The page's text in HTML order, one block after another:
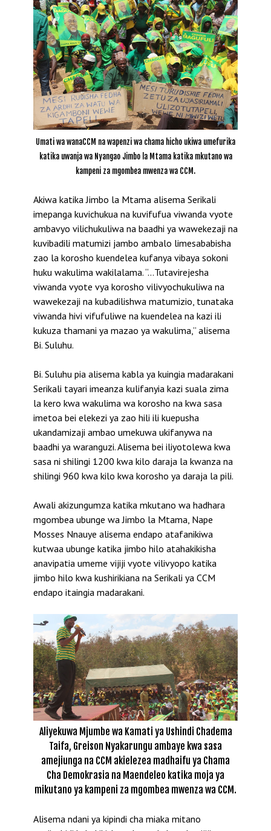
Umati wa wanaCCM na wapenzi wa chama hicho ukiwa umefurika
katika uwanja wa Nyangao Jimbo la Mtama katika mkutano wa
kampeni za mgombea mwenza wa CCM.
Akiwa katika Jimbo la Mtama alisema Serikali
imepanga kuvichukua na kuvifufua viwanda vyote
ambavyo vilichukuliwa na baadhi ya wawekezaji na
kuvibadili matumizi jambo ambalo limesababisha
zao la korosho kuendelea kufanya vibaya sokoni
huku wakulima wakilalama. “…Tutavirejesha
viwanda vyote vya korosho vilivyochukuliwa na
wawekezaji na kubadilishwa matumizio, tunataka
viwanda hivi vifufuliwe na kuendelea na kazi ili
kukuza thamani ya mazao ya wakulima,” alisema
Bi. Suluhu.
Bi. Suluhu pia alisema kabla ya kuingia madarakani
Serikali tayari imeanza kulifanyia kazi suala zima
la kero kwa wakulima wa korosho na kwa sasa
imetoa bei elekezi ya zao hili ili kuepusha
ukandamizaji ambao umekuwa ukifanywa na
baadhi ya waranguzi. Alisema bei iliyotolewa kwa
sasa ni shilingi 1200 kwa kilo daraja la kwanza na
shilingi 960 kwa kilo kwa korosho ya daraja la pili.
Awali akizungumza katika mkutano wa hadhara
mgombea ubunge wa Jimbo la Mtama, Nape
Mosses Nnauye alisema endapo atafanikiwa
kutwaa ubunge katika jimbo hilo atahakikisha
anavipatia umeme vijiji vyote vilivyopo katika
jimbo hilo kwa kushirikiana na Serikali ya CCM
endapo itaingia madarakani.
Aliyekuwa Mjumbe wa Kamati ya Ushindi Chadema
Taifa, Greison Nyakarungu ambaye kwa sasa
amejiunga na CCM akielezea madhaifu ya Chama
Cha Demokrasia na Maendeleo katika moja ya
mikutano ya kampeni za mgombea mwenza wa CCM.
Alisema ndani ya kipindi cha miaka mitano